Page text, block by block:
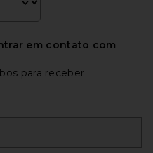
em contato com
para receber